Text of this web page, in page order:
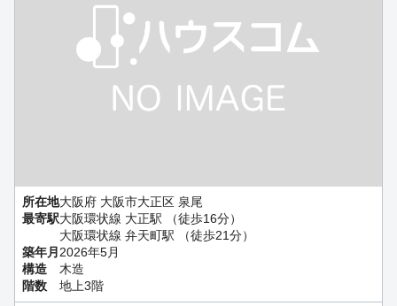
所在地大阪府 大阪市大正区 泉尾
最寄駅大阪環状線 大正駅 （徒歩16分）
大阪環状線 弁天町駅 （徒歩21分）
築年月 2026年5月
構造
木造
階数
地上3階